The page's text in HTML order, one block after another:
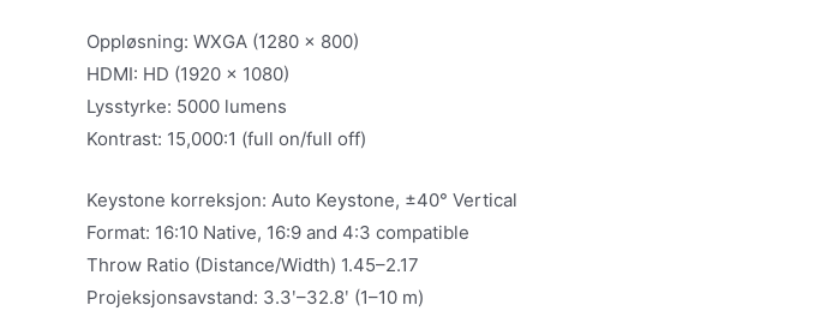
Oppløsning: WXGA (1280 x 800)
HDMI: HD (1920 x 1080)
Lysstyrke: 5000 lumens
Kontrast: 15,000:1 (full on/full off)
Keystone korreksjon: Auto Keystone, ±40° Vertical
Format: 16:10 Native, 16:9 and 4:3 compatible
Throw Ratio (Distance/Width) 1.45–2.17
Projeksjonsavstand: 3.3ʹ–32.8ʹ (1–10 m)